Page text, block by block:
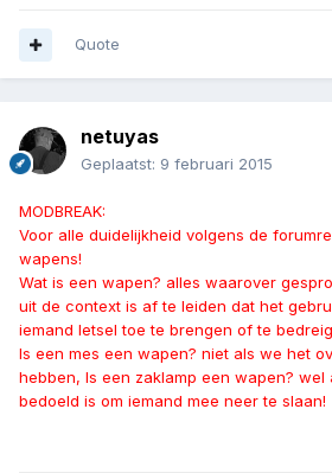
Quote
netuyas
Geplaatst: 9 februari 2015
MODBREAK:
Voor alle duidelijkheid volgens de
wapens!
Wat is een wapen? alles waarover
uit de context is af te leiden dat het
iemand letsel toe te brengen of te
Is een mes een wapen? niet als we het
hebben, Is een zaklamp een wapen? wel
bedoeld is om iemand mee neer te slaan!